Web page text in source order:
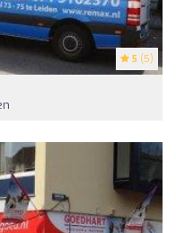
5 (5)